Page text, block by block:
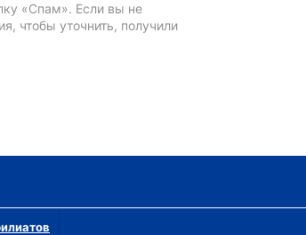
«Спам». Если вы не
чтобы уточнить, получили